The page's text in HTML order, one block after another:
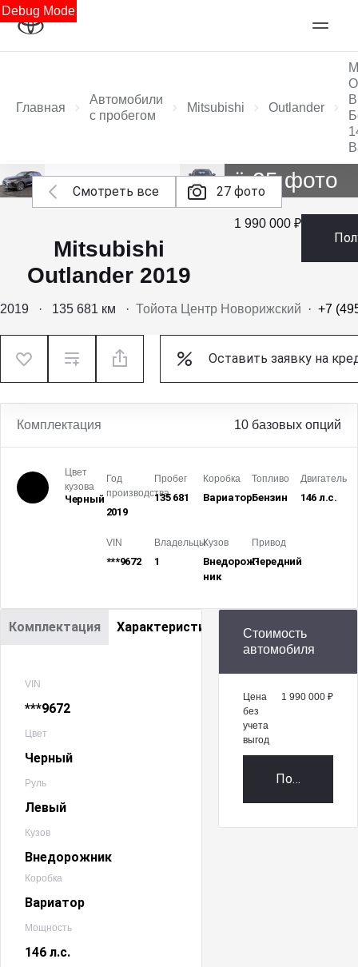
Debug Mode
Главная
Автомобили
с пробегом
Mitsubishi Outlander
Смотреть все 27 фото
Ещё 25 фото
Mitsubishi
Outlander 2019
1 990 000 ₽
2019 · 135 681 км · Тойота Центр Новорижский · +7
Оставить заявку на
Комплектация 10 базовых опций
Цвет
кузова
Черный
Год
производства
2019
Пробег
135 681
Коробка
Вариатор
Топливо
Бензин
Двигатель
146 л.с.
VIN
***9672
Владельцы
1
Кузов
Внедорож­
ник
Привод
Передний
Комплектация Характеристики
VIN
***9672
Цвет
Черный
Руль
Левый
Кузов
Внедорожник
Коробка
Вариатор
Мощность
146 л.с.
Стоимость
автомобиля
Цена
без
учета
выгод
1 990 000 ₽
Получить